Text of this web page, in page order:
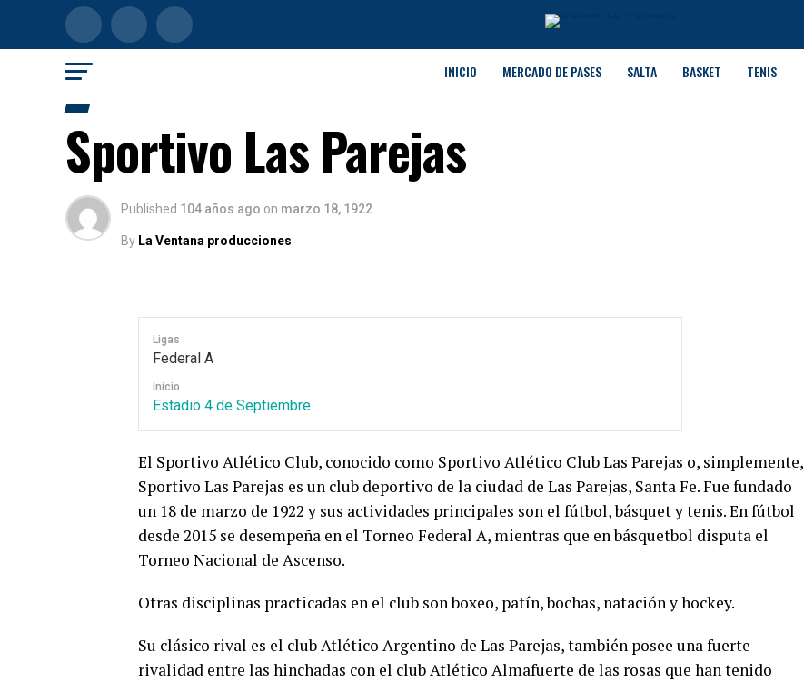
INICIO MERCADO DE PASES SALTA BASKET TENIS
Sportivo Las Parejas
Published 104 años ago on marzo 18, 1922
By La Ventana producciones
Ligas
Federal A
Inicio
Estadio 4 de Septiembre
El Sportivo Atlético Club, conocido como Sportivo Atlético Club Las Parejas o, simplemente,
Sportivo Las Parejas es un club deportivo de la ciudad de Las Parejas, Santa Fe. Fue fundado
un 18 de marzo de 1922 y sus actividades principales son el fútbol, básquet y tenis.​ En fútbol
desde 2015 se desempeña en el Torneo Federal A, mientras que en básquetbol disputa el
Torneo Nacional de Ascenso.
Otras disciplinas practicadas en el club son boxeo, patín, bochas,​ natación y hockey.
Su clásico rival es el club Atlético Argentino de Las Parejas, también posee una fuerte
rivalidad entre las hinchadas con el club Atlético Almafuerte de las rosas que han tenido